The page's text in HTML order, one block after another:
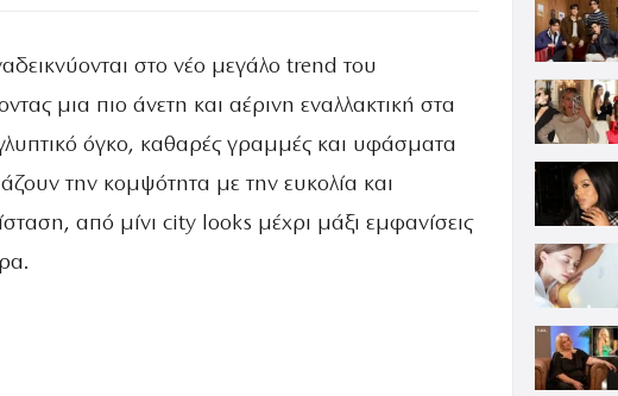
στο νέο μεγάλο trend του
μια πιο άνετη και αέρινη εναλλακτική στα
όγκο, καθαρές γραμμές και υφάσματα
την κομψότητα με την ευκολία και
από μίνι city looks μέχρι μάξι εμφανίσεις